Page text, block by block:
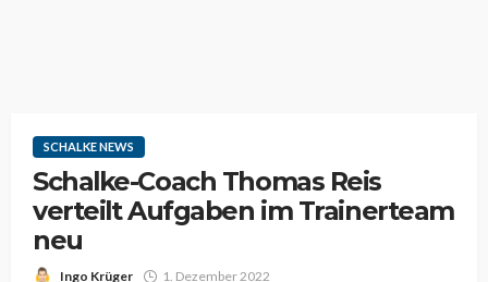
SCHALKE NEWS
Schalke-Coach Thomas Reis
verteilt Aufgaben im Trainerteam
neu
Ingo Krüger 1. Dezember 2022